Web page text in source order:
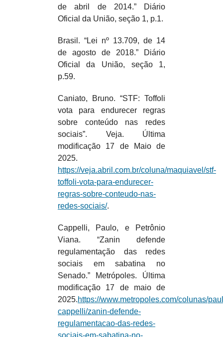
de abril de 2014.” Diário
Oficial da União, seção 1, p.1.
Brasil. “Lei nº 13.709, de 14
de agosto de 2018.” Diário
Oficial da União, seção 1,
p.59.
Caniato, Bruno. “STF: Toffoli
vota para endurecer regras
sobre conteúdo nas redes
sociais”. Veja. Última
modificação 17 de Maio de
2025.
https://veja.abril.com.br/coluna/maquiavel/stf-
toffoli-vota-para-endurecer-
regras-sobre-conteudo-nas-
redes-sociais/.
Cappelli, Paulo, e Petrônio
Viana. “Zanin defende
regulamentação das redes
sociais em sabatina no
Senado.” Metrópoles. Última
modificação 17 de maio de
2025.https://www.metropoles.com/colunas/
cappelli/zanin-defende-
regulamentacao-das-redes-